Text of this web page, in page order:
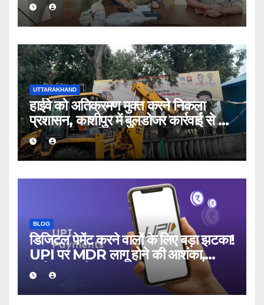
UTTARAKHAND
हाईवे को अतिक्रमण मुक्त करने निकला
प्रशासन, काशीपुर में बुलडोजर कार्रवाई से 56
दुकानदार प्रभावित
BLOG
डिजिटल पेमेंट करने वालों के लिए बड़ा झटका!
UPI पर MDR लागू होने की आशंका,
जानिए क्या होगा असर